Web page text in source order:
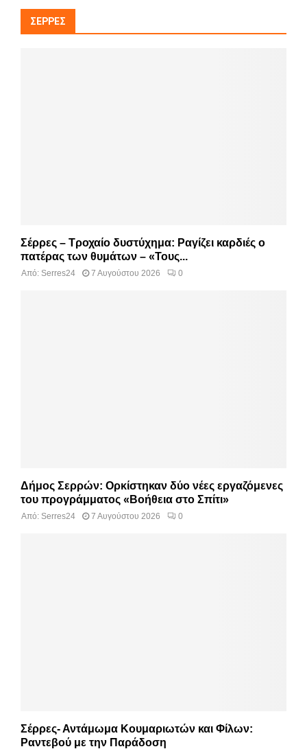
ΣΈΡΡΕΣ
Σέρρες – Τροχαίο δυστύχημα: Ραγίζει καρδιές ο
πατέρας των θυμάτων – «Τους...
Από: Serres24 7 Αυγούστου 2026 0
Δήμος Σερρών: Ορκίστηκαν δύο νέες εργαζόμενες
του προγράμματος «Βοήθεια στο Σπίτι»
Από: Serres24 7 Αυγούστου 2026 0
Σέρρες- Αντάμωμα Κουμαριωτών και Φίλων:
Ραντεβού με την Παράδοση